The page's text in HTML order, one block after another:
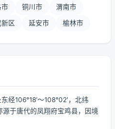
铜川市 渭南市
区 延安市 榆林市
经106°18′～108°02′，北纬
源于唐代的凤翔府宝鸡县，因境